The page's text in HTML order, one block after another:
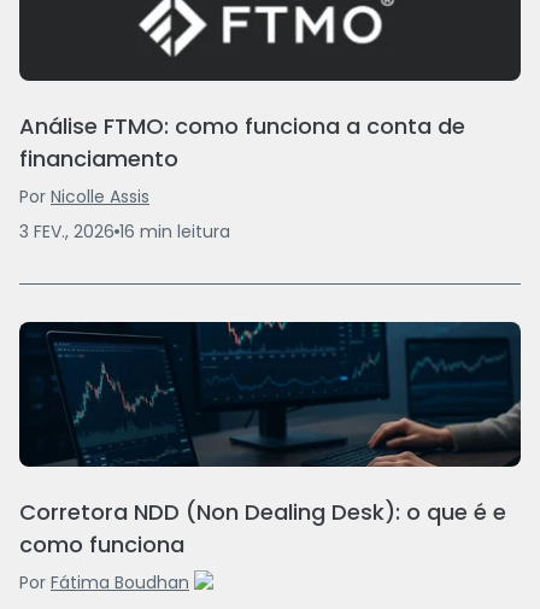
Análise FTMO: como funciona a conta de
financiamento
Por Nicolle Assis
3 FEV., 2026 16 min leitura
Corretora NDD (Non Dealing Desk): o que é e
como funciona
Por Fátima Boudhan